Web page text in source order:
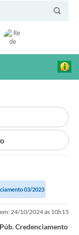
03/2023
24/10/2024 às 10h15
Credenciamento